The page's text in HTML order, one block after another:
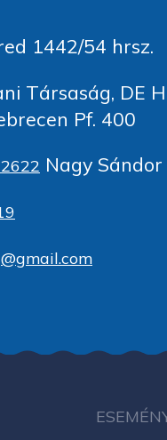
1442/54 hrsz.
Társaság, DE
Pf. 400
Nagy